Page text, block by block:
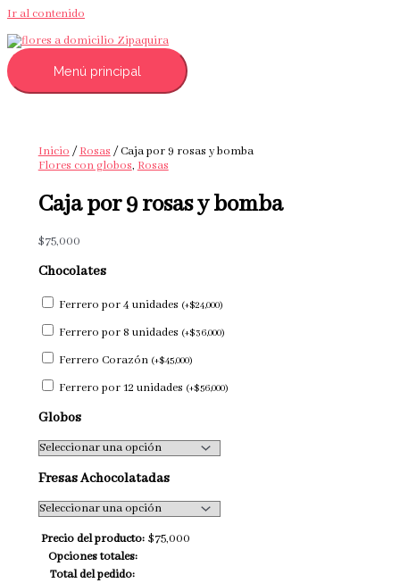
Ir al contenido
Menú principal
Inicio/Rosas/ Caja por 9 rosas y bomba
Flores con globos,Rosas
Caja por 9 rosas y bomba
$75,000
Chocolates
Ferrero por 4 unidades (+$24,000)
Ferrero por 8 unidades (+$36,000)
Ferrero Corazón (+$45,000)
Ferrero por 12 unidades (+$56,000)
Globos
Fresas Achocolatadas
Precio del producto: $75,000
Opciones totales:
Total del pedido: